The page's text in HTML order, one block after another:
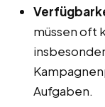
müssen oft
Aufgaben.